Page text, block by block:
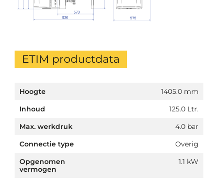
ETIM productdata
Hoogte
1405.0 mm
Inhoud
125.0 Ltr.
Max. werkdruk
4.0 bar
Connectie type
Overig
Opgenomen
vermogen
1.1 kW